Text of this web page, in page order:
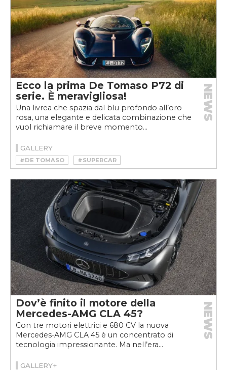
Ecco la prima De Tomaso P72 di
serie. È meravigliosa!
Una livrea che spazia dal blu profondo all’oro
rosa, una elegante e delicata combinazione che
vuol richiamare il breve momento...
NEWS
GALLERY
#DE TOMASO #SUPERCAR
Dov’è finito il motore della
Mercedes-AMG CLA 45?
Con tre motori elettrici e 680 CV la nuova
Mercedes-AMG CLA 45 è un concentrato di
tecnologia impressionante. Ma nell’era...
NEWS
GALLERY+